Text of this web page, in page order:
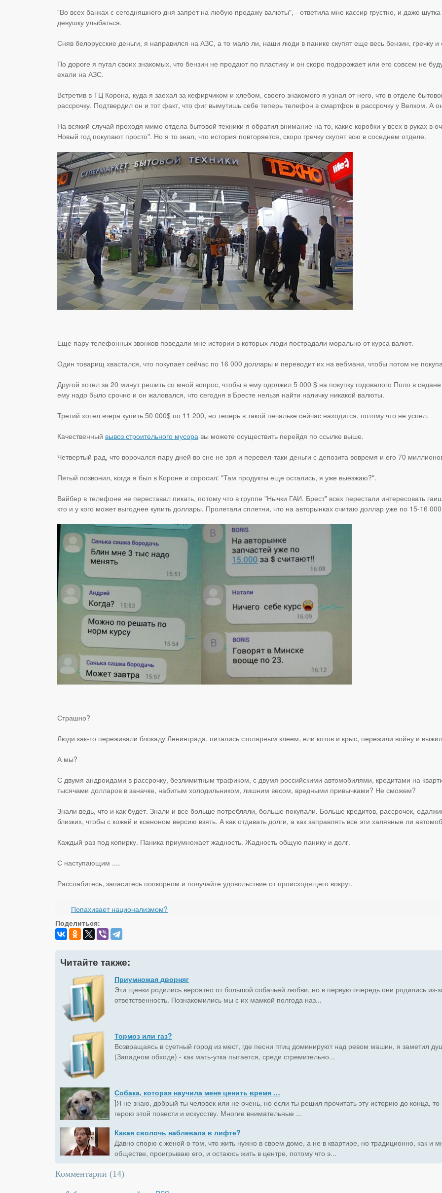
"Во всех банках с сегодняшнего дня запрет на любую продажу валюты", - ответила мне кассир грустно, и даже
девушку улыбаться.
Сняв белорусские деньги, я направился на АЗС, а то мало ли, наши люди в панике скупят еще весь бензин, гречку
По дороге я пугал своих знакомых, что бензин не продают по пластику и он скоро подорожает или его совсем не
ехали на АЗС.
Встретив в ТЦ Корона, куда я заехал за кефирчиком и хлебом, своего знакомого я узнал от него, что в отделе
рассрочку. Подтвердил он и тот факт, что фиг вымутишь себе теперь телефон в смартфон в рассрочку у Велком. А
На всякий случай проходя мимо отдела бытовой техники я обратил внимание на то, какие коробки у всех в руках
Новый год покупают просто". Но я то знал, что история повторяется, скоро гречку скупят всю в соседнем отделе.
Еще пару телефонных звонков поведали мне истории в которых люди пострадали морально от курса валют.
Один товарищ хвастался, что покупает сейчас по 16 000 доллары и переводит их на вебмани, чтобы потом не
Другой хотел за 20 минут решить со мной вопрос, чтобы я ему одолжил 5 000 $ на покупку годовалого Поло в
ему надо было срочно и он жаловался, что сегодня в Бресте нельзя найти наличку никакой валюты.
Третий хотел вчера купить 50 000$ по 11 200, но теперь в такой печальке сейчас находится, потому что не успел.
Качественный вывоз строительного мусора вы можете осуществить перейдя по ссылке выше.
Четвертый рад, что ворочался пару дней во сне не зря и перевел-таки деньги с депозита вовремя и его 70
Пятый позвонил, когда я был в Короне и спросил: "Там продукты еще остались, я уже выезжаю?".
Вайбер в телефоне не переставал пикать, потому что в группе "Нычки ГАИ. Брест" всех перестали интересовать
кто и у кого может выгоднее купить доллары. Пролетали сплетни, что на авторынках считаю доллар уже по 15-16
Страшно?
Люди как-то переживали блокаду Ленинграда, питались столярным клеем, ели котов и крыс, пережили войну и
А мы?
С двумя андроидами в рассрочку, безлимитным трафиком, с двумя российскими автомобилями, кредитами на
тысячами долларов в заначке, набитым холодильником, лишним весом, вредными привычками? Не сможем?
Знали ведь, что и как будет. Знали и все больше потребляли, больше покупали. Больше кредитов, рассрочек,
близких, чтобы с кожей и ксеноном версию взять. А как отдавать долги, а как заправлять все эти халявные ли
Каждый раз под копирку. Паника приумножает жадность. Жадность общую панику и долг.
С наступающим ....
Расслабитесь, запаситесь попкорном и получайте удовольствие от происходящего вокруг.
Попахивает национализмом?
Поделиться:
Читайте также:
Приумножая дворняг
Эти щенки родились вероятно от большой собачьей любви, но в первую очередь они родились из-
ответственность. Познакомились мы с их мамкой полгода наз...
Тормоз или газ?
Возвращаясь в суетный город из мест, где песни птиц доминируют над ревом машин, я заметил
(Западном обходе) - как мать-утка пытается, среди стремительно...
Собака, которая научила меня ценить время …
]Я не знаю, добрый ты человек или не очень, но если ты решил прочитать эту историю до конца,
герою этой повести и искусству. Многие внимательные ...
Какая сволочь наблевала в лифте?
Давно спорю с женой о том, что жить нужно в своем доме, а не в квартире, но традиционно, как и
обществе, проигрываю его, и остаюсь жить в центре, потому что э...
Комментарии (14)